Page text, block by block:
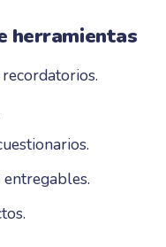
herramientas